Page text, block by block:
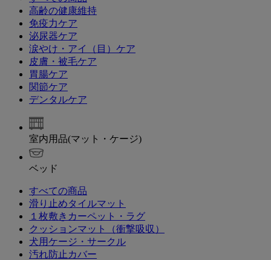
高齢の健康維持
免疫力ケア
泌尿器ケア
涙やけ・アイ（目）ケア
皮膚・被毛ケア
胃腸ケア
関節ケア
デンタルケア
室内用品(マット・ケージ)
ベッド
すべての商品
滑り止めタイルマット
１枚敷きカーペット・ラグ
クッションマット（衝撃吸収）
犬用ケージ・サークル
汚れ防止カバー